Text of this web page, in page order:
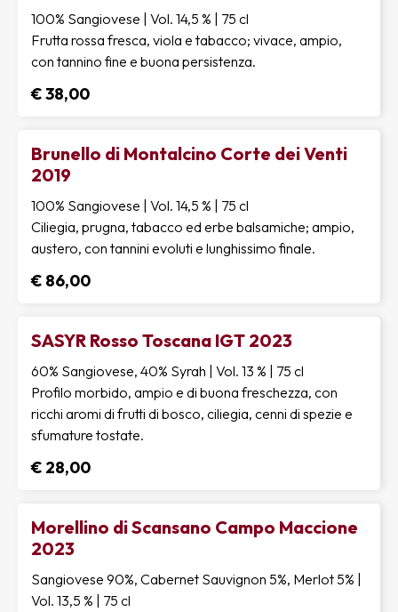
100% Sangiovese | Vol. 14,5 % | 75 cl
Frutta rossa fresca, viola e tabacco; vivace, ampio,
con tannino fine e buona persistenza.
€ 38,00
Brunello di Montalcino Corte dei Venti
2019
100% Sangiovese | Vol. 14,5 % | 75 cl
Ciliegia, prugna, tabacco ed erbe balsamiche; ampio,
austero, con tannini evoluti e lunghissimo finale.
€ 86,00
SASYR Rosso Toscana IGT 2023
60% Sangiovese, 40% Syrah | Vol. 13 % | 75 cl
Profilo morbido, ampio e di buona freschezza, con
ricchi aromi di frutti di bosco, ciliegia, cenni di spezie e
sfumature tostate.
€ 28,00
Morellino di Scansano Campo Maccione
2023
Sangiovese 90%, Cabernet Sauvignon 5%, Merlot 5% |
Vol. 13,5 % | 75 cl